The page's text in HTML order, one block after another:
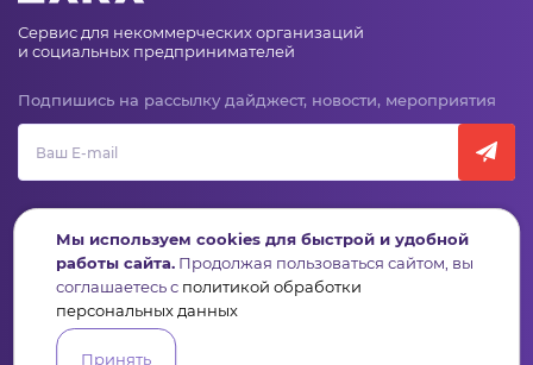
Сервис для некоммерческих организаций
и социальных предпринимателей
Подпишись на рассылку дайджест, новости, мероприятия
Активисты
АналитикаБаза знанийВидеокурсы
Мы используем cookies для быстрой и удобной
работы сайта. Продолжая пользоваться сайтом, вы
соглашаетесь с политикой обработки
персональных данных
Принять